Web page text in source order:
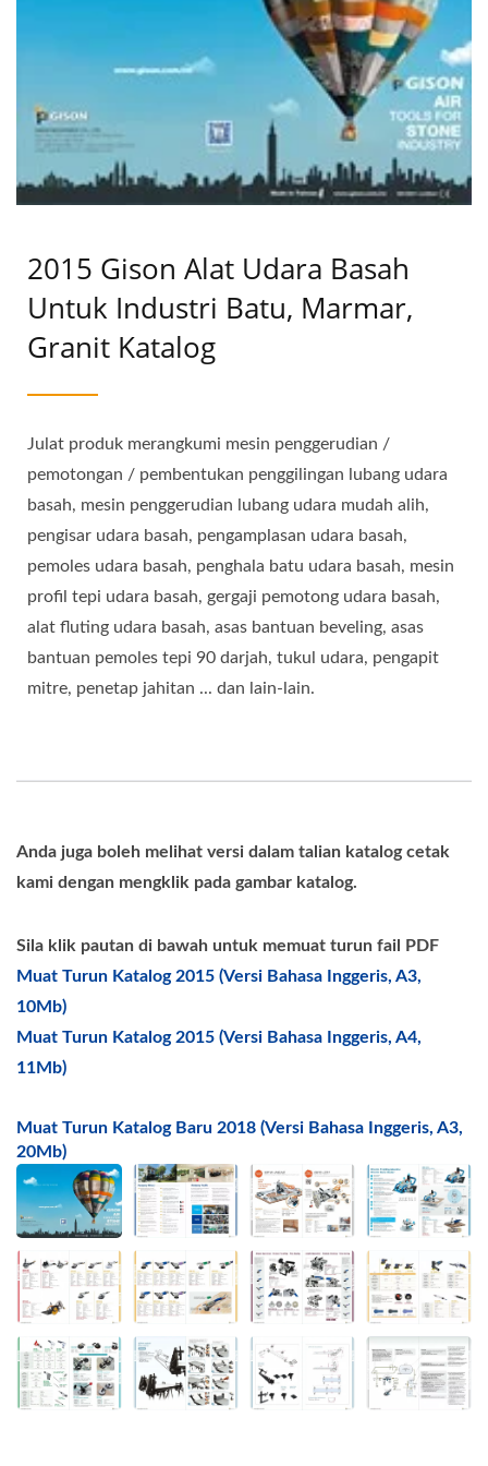
2015 Gison Alat Udara Basah
Untuk Industri Batu, Marmar,
Granit Katalog
Julat produk merangkumi mesin penggerudian /
pemotongan / pembentukan penggilingan lubang udara
basah, mesin penggerudian lubang udara mudah alih,
pengisar udara basah, pengamplasan udara basah,
pemoles udara basah, penghala batu udara basah, mesin
profil tepi udara basah, gergaji pemotong udara basah,
alat fluting udara basah, asas bantuan beveling, asas
bantuan pemoles tepi 90 darjah, tukul udara, pengapit
mitre, penetap jahitan ... dan lain-lain.
Anda juga boleh melihat versi dalam talian katalog cetak
kami dengan mengklik pada gambar katalog.
Sila klik pautan di bawah untuk memuat turun fail PDF
Muat Turun Katalog 2015 (Versi Bahasa Inggeris, A3,
10Mb)
Muat Turun Katalog 2015 (Versi Bahasa Inggeris, A4,
11Mb)
Muat Turun Katalog Baru 2018 (Versi Bahasa Inggeris, A3,
20Mb)